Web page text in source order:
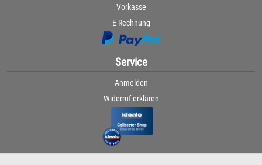
Vorkasse
E-Rechnung
Service
Anmelden
Widerruf erklären